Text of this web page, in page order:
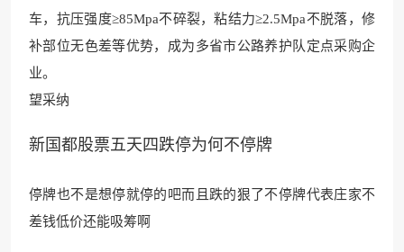
车，抗压强度≥85Mpa不碎裂，粘结力≥2.5Mpa不脱落，修
补部位无色差等优势，成为多省市公路养护队定点采购企
业。
望采纳
新国都股票五天四跌停为何不停牌
停牌也不是想停就停的吧而 且跌的狠了不停牌代表庄家不
差钱低价还能吸筹啊